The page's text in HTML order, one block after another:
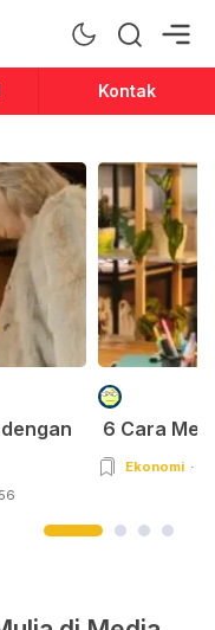
Kontak
6 Cara
Ekonomi